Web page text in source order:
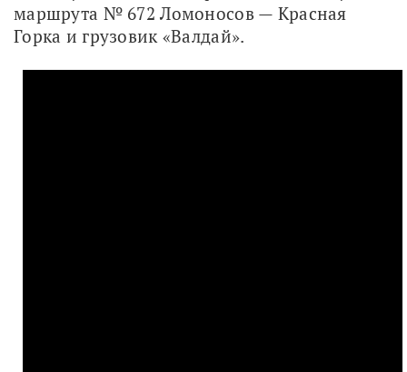
маршрута № 672 Ломоносов — Красная
Горка и грузовик «Валдай».